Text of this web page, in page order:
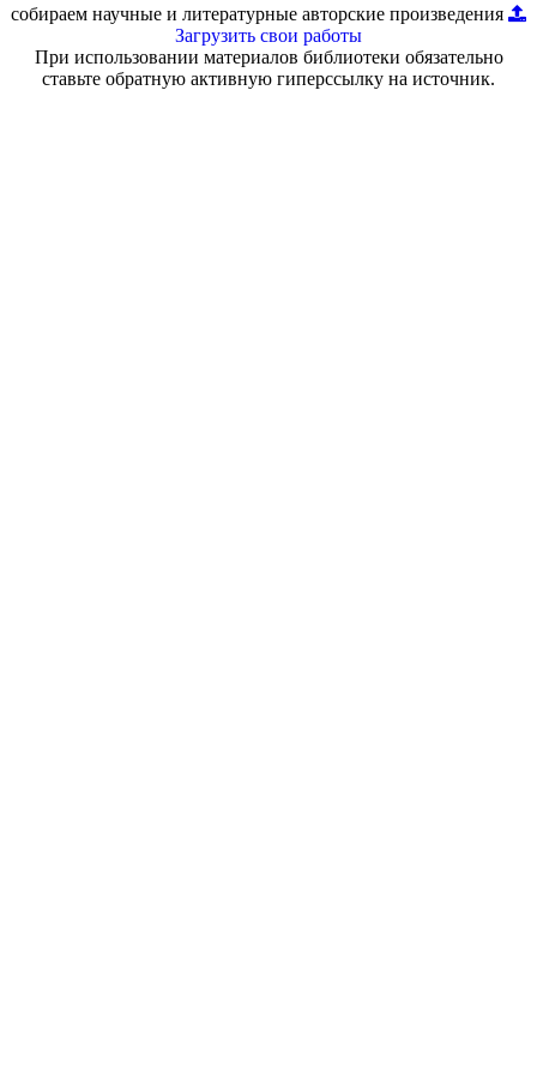
собираем научные и литературные авторские произведения
Загрузить свои работы
При использовании материалов библиотеки обязательно
ставьте обратную активную гиперссылку на источник.